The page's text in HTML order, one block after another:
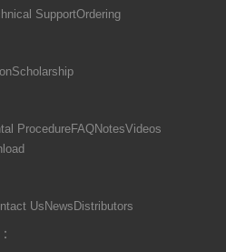
SupportOrdering
Scholarship
ProcedureFAQNotesVideos
Us News Distributors